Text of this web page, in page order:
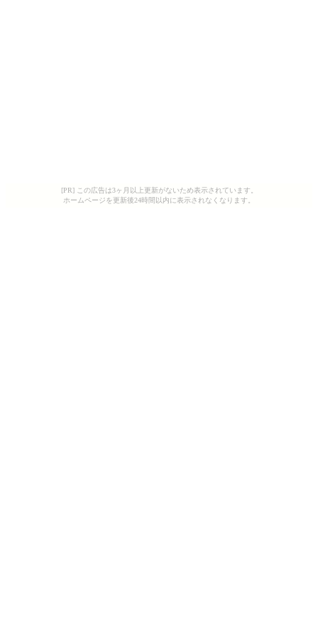
[PR] この広告は3ヶ月以上更新がないため表示されています。
ホームページを更新後24時間以内に表示されなくなります。